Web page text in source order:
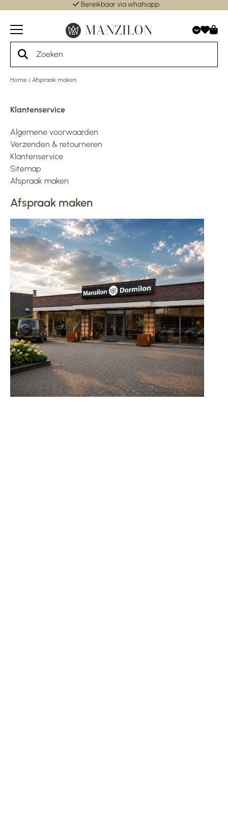
Bereikbaar via whatsapp
Home / Afspraak maken
Klantenservice
Algemene voorwaarden
Verzenden & retourneren
Klantenservice
Sitemap
Afspraak maken
Afspraak maken